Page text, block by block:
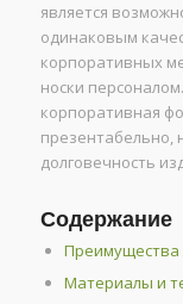
является
одинаковым
корпоративных
носки
корпоративная
презентабельно,
долговечность
Содержание
Преимущества
Материалы и